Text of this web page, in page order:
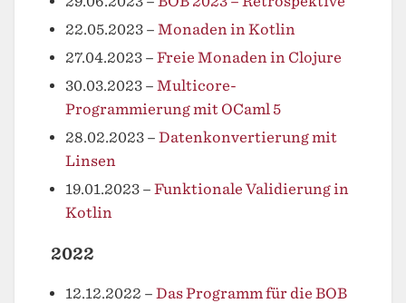
22.05.2023 – Monaden in Kotlin
27.04.2023 – Freie Monaden in Clojure
30.03.2023 – Multicore-
Programmierung mit OCaml 5
28.02.2023 – Datenkonvertierung mit
Linsen
19.01.2023 – Funktionale Validierung in
Kotlin
2022
12.12.2022 – Das Programm für die BOB